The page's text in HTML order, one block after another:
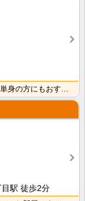
駅 徒歩2分